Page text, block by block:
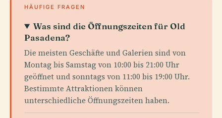
HÄUFIGE FRAGEN
Was sind die Öffnungszeiten für Old
Pasadena?
Die meisten Geschäfte und Galerien sind von
Montag bis Samstag von 10:00 bis 21:00 Uhr
geöffnet und sonntags von 11:00 bis 19:00 Uhr.
Bestimmte Attraktionen können
unterschiedliche Öffnungszeiten haben.